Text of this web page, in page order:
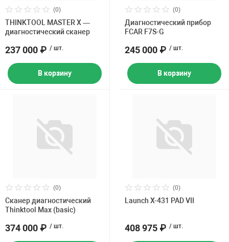
(0)
THINKTOOL MASTER X —
диагностический сканер
237 000 ₽ / шт.
В корзину
(0)
Диагностический прибор
FCAR F7S-G
245 000 ₽ / шт.
В корзину
(0)
Сканер диагностический
Thinktool Max (basic)
374 000 ₽ / шт.
(0)
Launch X-431 PAD VII
408 975 ₽ / шт.